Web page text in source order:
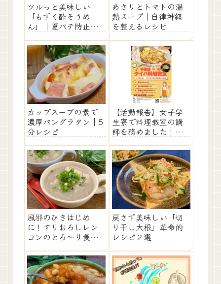
ツルっと美味しい
「もずく酢そうめ
ん」｜夏バテ防止レ
あさりとトマトの温
熱スープ｜自律神経
を整えるレシピ
カップスープの素で
濃厚パングラタン｜5
分レシピ
【活動報告】女子学
生寮で料理教室の講
師を務めました！タ
しく♪
風邪のひきはじめ
に！すりおろしレン
コンのとろ～り養生
戻さず美味しい「切
り干し大根」革命的
レシピ２選